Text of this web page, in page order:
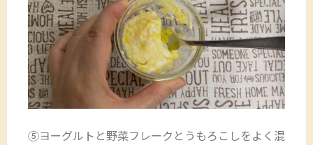
⑤ヨーグルトと野菜フレークとうもろこしをよく混